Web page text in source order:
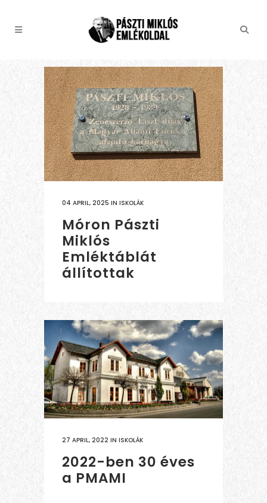
04 APRIL, 2025 IN ISKOLÁK
Móron Pászti
Miklós
Emléktáblát
állítottak
27 APRIL, 2022 IN ISKOLÁK
2022-ben 30 éves
a PMAMI